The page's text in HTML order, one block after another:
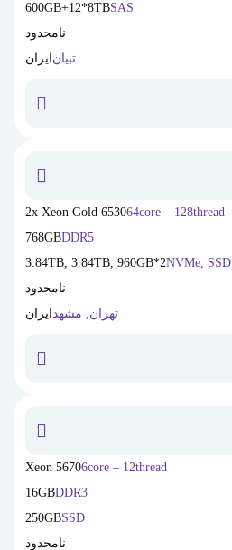
600GB+12*8TBSAS
نامحدود
ایران تبیان
2x Xeon Gold 653064core – 128thread
768GBDDR5
2*3.84TB, 3.84TB, 960GBNVMe, SSD
نامحدود
ایران تهران, مشهد
Xeon 56706core – 12thread
16GBDDR3
250GBSSD
نامحدود